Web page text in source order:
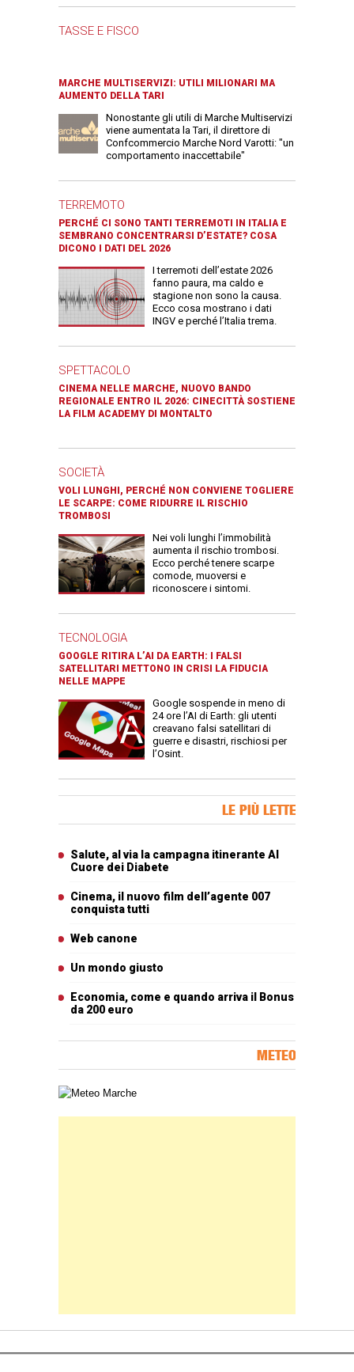
TASSE E FISCO
MARCHE MULTISERVIZI: UTILI MILIONARI MA
AUMENTO DELLA TARI
Nonostante gli utili di Marche Multiservizi
viene aumentata la Tari, il direttore di
Confcommercio Marche Nord Varotti: "un
comportamento inaccettabile"
TERREMOTO
PERCHÉ CI SONO TANTI TERREMOTI IN ITALIA E
SEMBRANO CONCENTRARSI D’ESTATE? COSA
DICONO I DATI DEL 2026
I terremoti dell’estate 2026
fanno paura, ma caldo e
stagione non sono la causa.
Ecco cosa mostrano i dati
INGV e perché l’Italia trema.
SPETTACOLO
CINEMA NELLE MARCHE, NUOVO BANDO
REGIONALE ENTRO IL 2026: CINECITTÀ SOSTIENE
LA FILM ACADEMY DI MONTALTO
SOCIETÀ
VOLI LUNGHI, PERCHÉ NON CONVIENE TOGLIERE
LE SCARPE: COME RIDURRE IL RISCHIO
TROMBOSI
Nei voli lunghi l’immobilità
aumenta il rischio trombosi.
Ecco perché tenere scarpe
comode, muoversi e
riconoscere i sintomi.
TECNOLOGIA
GOOGLE RITIRA L’AI DA EARTH: I FALSI
SATELLITARI METTONO IN CRISI LA FIDUCIA
NELLE MAPPE
Google sospende in meno di
24 ore l’AI di Earth: gli utenti
creavano falsi satellitari di
guerre e disastri, rischiosi per
l’Osint.
LE PIÙ LETTE
Salute, al via la campagna itinerante Al
Cuore dei Diabete
Cinema, il nuovo film dell’agente 007
conquista tutti
Web canone
Un mondo giusto
Economia, come e quando arriva il Bonus
da 200 euro
METEO
Carta meteorologica delle Marche